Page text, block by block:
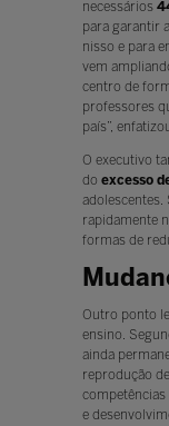
necessários
para garantir
nisso e para
vem
centro de
professores
país”,
O executivo
do excesso
adolescentes.
rapidamente
formas de
Outro ponto
ensino.
ainda
reprodução
e